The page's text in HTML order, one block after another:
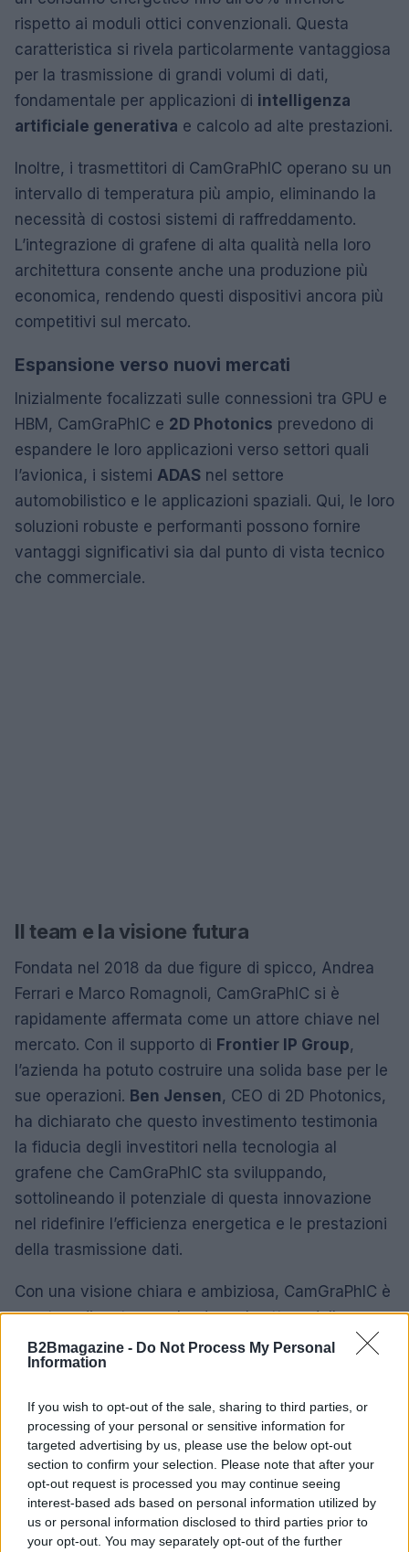
B2Bmagazine - Do Not Process My Personal
Information
If you wish to opt-out of the sale, sharing to third parties, or
processing of your personal or sensitive information for
targeted advertising by us, please use the below opt-out
section to confirm your selection. Please note that after your
opt-out request is processed you may continue seeing
interest-based ads based on personal information utilized by
us or personal information disclosed to third parties prior to
your opt-out. You may separately opt-out of the further
rispetto ai moduli ottici convenzionali. Questa
caratteristica si rivela particolarmente vantaggiosa
per la trasmissione di grandi volumi di dati,
fondamentale per applicazioni di intelligenza
artificiale generativa e calcolo ad alte prestazioni.
Inoltre, i trasmettitori di CamGraPhIC operano su un
intervallo di temperatura più ampio, eliminando la
necessità di costosi sistemi di raffreddamento.
L’integrazione di grafene di alta qualità nella loro
architettura consente anche una produzione più
economica, rendendo questi dispositivi ancora più
competitivi sul mercato.
Espansione verso nuovi mercati
Inizialmente focalizzati sulle connessioni tra GPU e
HBM, CamGraPhIC e 2D Photonics prevedono di
espandere le loro applicazioni verso settori quali
l’avionica, i sistemi ADAS nel settore
automobilistico e le applicazioni spaziali. Qui, le loro
soluzioni robuste e performanti possono fornire
vantaggi significativi sia dal punto di vista tecnico
che commerciale.
Il team e la visione futura
Fondata nel 2018 da due figure di spicco, Andrea
Ferrari e Marco Romagnoli, CamGraPhIC si è
rapidamente affermata come un attore chiave nel
mercato. Con il supporto di Frontier IP Group,
l’azienda ha potuto costruire una solida base per le
sue operazioni. Ben Jensen, CEO di 2D Photonics,
ha dichiarato che questo investimento testimonia
la fiducia degli investitori nella tecnologia al
grafene che CamGraPhIC sta sviluppando,
sottolineando il potenziale di questa innovazione
nel ridefinire l’efficienza energetica e le prestazioni
della trasmissione dati.
Con una visione chiara e ambiziosa, CamGraPhIC è
pronta a diventare un leader nel settore delle
interconnessioni ottiche, contribuendo in modo
significativo all’innovazione tecnologica europea e
come
Sony e
, rafforza ulteriormente la
posizione dell’azienda nel mercato, orientando i
suoi sforzi verso applicazioni cruciali, inclusa la
difesa, dove l’efficienza energetica è di primaria
importanza.